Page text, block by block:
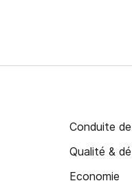
Conduite
Qualité &
Economie